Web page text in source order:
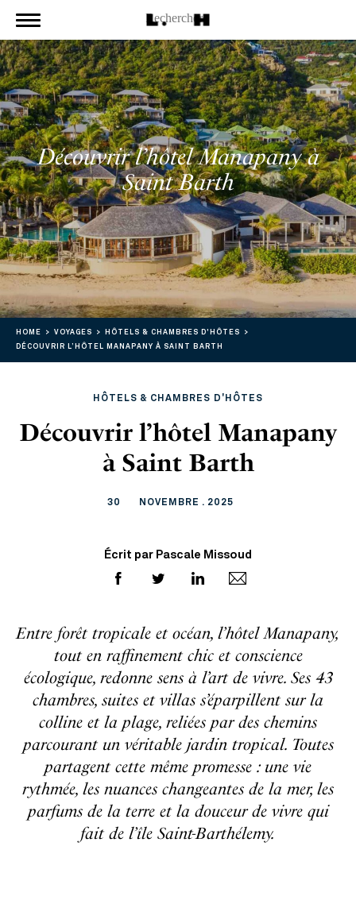
Découvrir l’hôtel Manapany à
Saint Barth
HOME VOYAGES
HÔTELS & CHAMBRES D'HÔTES
DÉCOUVRIR L’HÔTEL MANAPANY À SAINT BARTH
HÔTELS & CHAMBRES D'HÔTES
Découvrir l’hôtel Manapany
à Saint Barth
30 NOVEMBRE . 2025
Écrit par Pascale Missoud
Entre forêt tropicale et océan, l’hôtel Manapany,
tout en raffinement chic et conscience
écologique, redonne sens à l’art de vivre. Ses 43
chambres, suites et villas s’éparpillent sur la
colline et la plage, reliées par des chemins
parcourant un véritable jardin tropical. Toutes
partagent cette même promesse : une vie
rythmée, les nuances changeantes de la mer, les
parfums de la terre et la douceur de vivre qui
fait de l’île Saint-Barthélemy.